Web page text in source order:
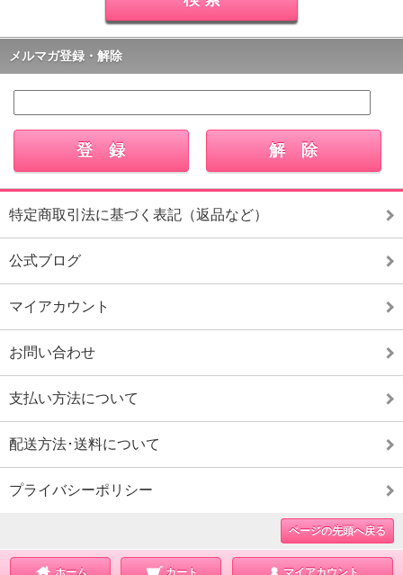
メルマガ登録・解除
特定商取引法に基づく表記（返品など）
公式ブログ
マイアカウント
お問い合わせ
支払い方法について
配送方法･送料について
プライバシーポリシー
ページの先頭へ戻る